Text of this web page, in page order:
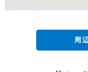
周